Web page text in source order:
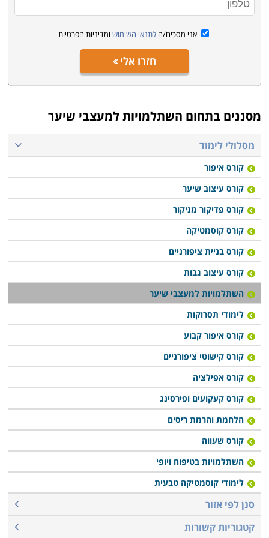
אני מסכים/ה לתנאי השימוש ומדיניות הפרטיות
חזרו אלי
מסננים בתחום השתלמויות למעצבי שיער
מסלולי לימוד
קורס איפור
קורס עיצוב שיער
קורס פדיקור מניקור
קורס קוסמטיקה
קורס בניית ציפורניים
קורס עיצוב גבות
השתלמויות למעצבי שיער
לימודי תסרוקות
קורס איפור קבוע
קורס קישוטי ציפורניים
קורס אפילציה
קורס קעקועים ופירסינג
הלחמת והרמת ריסים
קורס שעווה
השתלמויות בטיפוח ויופי
לימודי קוסמטיקה טבעית
סנן לפי אזור
קטגוריות קשורות